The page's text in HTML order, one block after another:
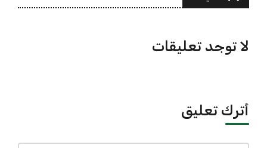
لا توجد تعليقات
أترك تعليق